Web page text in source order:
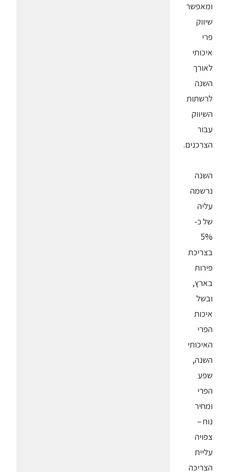
ומאפשר
שיווק
פרי
איכותי
לאורך
השנה
לרשתות
השיווק
עבור
הצרכנים.
השנה
נרשמה
עליה
של כ-
5%
בצריכת
פירות
בארץ,
ובשל
איכות
הפרי
האיכותי
השנה,
שפע
הפרי
ומחיר
נוח –
צפויה
עליית
הצריכה